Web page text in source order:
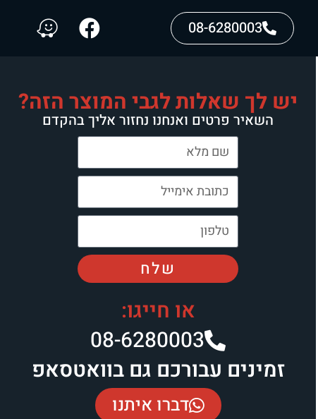
08-6280003
יש לך שאלות לגבי המוצר הזה?
השאיר פרטים ואנחנו נחזור אליך בהקדם
שלח
או חייגו:
08-6280003​
זמינים עבורכם גם בוואטסאפ
דברו איתנו